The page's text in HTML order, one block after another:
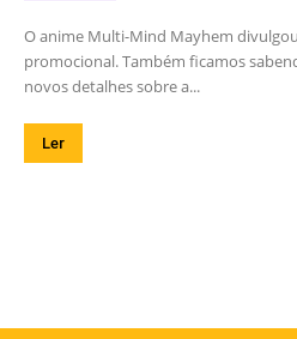
O anime Multi-Mind Mayhem
promocional. Também ficamos
novos detalhes sobre a...
Ler